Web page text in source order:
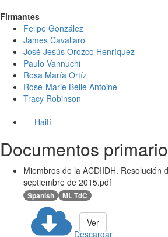
Firmantes
Felipe González
James Cavallaro
José Jesús Orozco Henríquez
Paulo Vannuchi
Rosa María Ortíz
Rose-Marie Belle Antoine
Tracy Robinson
Haití
Documentos
Miembros de la ACDIIDH. Resolución
septiembre de 2015.pdf
Spanish ML TdC
Descargar
Ver